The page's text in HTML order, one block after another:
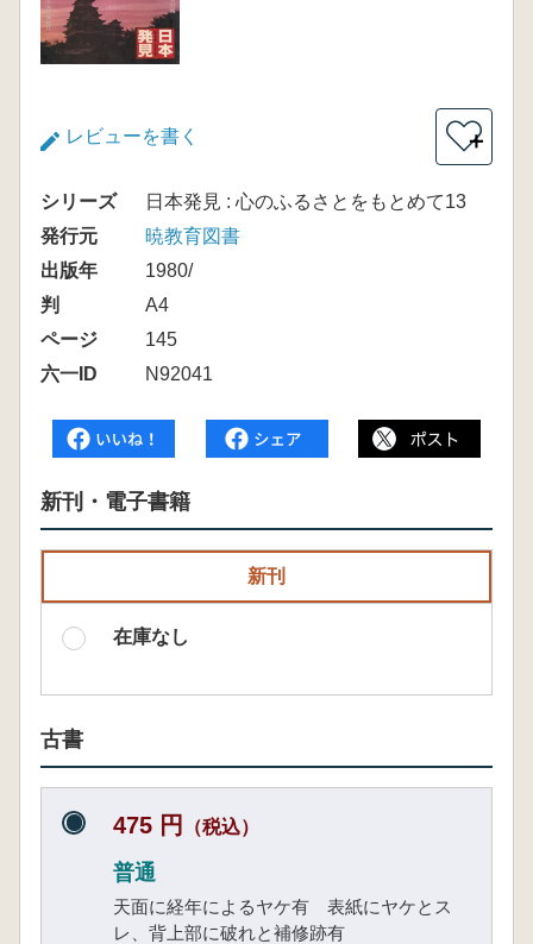
レビューを書く ＋
シリーズ
日本発見 : 心のふるさとをもとめて13
発行元
暁教育図書
出版年
1980/
判
A4
ページ
145
六一ID
N92041
新刊・電子書籍
新刊
在庫なし
古書
475 円 （税込）
普通
天面に経年によるヤケ有 表紙にヤケとス
レ、背上部に破れと補修跡有